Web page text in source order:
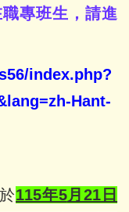
專班生，請進
index.php?
Hant-
115年5月21日